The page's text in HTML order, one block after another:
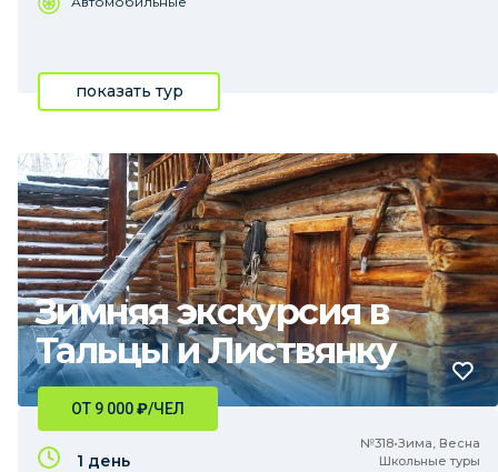
показать тур
Зимняя экскурсия в
Тальцы и Листвянку
№318•Зима, Весна
Школьные туры
ОТ 9 000₽/ЧЕЛ
1 день